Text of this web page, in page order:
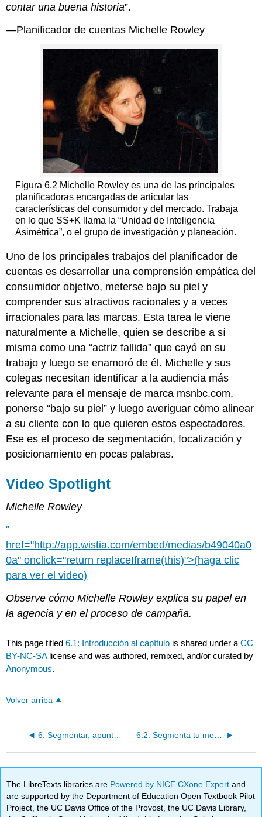
contar una buena historia”.
—Planificador de cuentas Michelle Rowley
Figura 6.2 Michelle Rowley es una de las principales
planificadoras encargadas de articular las
características del consumidor y del mercado. Trabaja
en lo que SS+K llama la “Unidad de Inteligencia
Asimétrica”, o el grupo de investigación y planeación.
Uno de los principales trabajos del planificador de
cuentas es desarrollar una comprensión empática del
consumidor objetivo, meterse bajo su piel y
comprender sus atractivos racionales y a veces
irracionales para las marcas. Esta tarea le viene
naturalmente a Michelle, quien se describe a sí
misma como una “actriz fallida” que cayó en su
trabajo y luego se enamoró de él. Michelle y sus
colegas necesitan identificar a la audiencia más
relevante para el mensaje de marca msnbc.com,
ponerse “bajo su piel” y luego averiguar cómo alinear
a su cliente con lo que quieren estos espectadores.
Ese es el proceso de segmentación, focalización y
posicionamiento en pocas palabras.
Video Spotlight
Michelle Rowley
"
href="http://app.wistia.com/embed/medias/b49040a0
0a" onclick="return replaceIframe(this)">(haga clic
para ver el video)
Observe cómo Michelle Rowley explica su papel en
la agencia y en el proceso de campaña.
This page titled6.1: Introducción al capítulo is shared under aCC
BY-NC-SA license and was authored, remixed, and/or curated by
Anonymous.
Volver arriba
6: Segmentar, apuntar y posicionar a su audiencia - SS+K identifica al consumidor de noticias más valioso 6.2: Segmenta tu mercado- ¿Quién está ahí afuera?
The LibreTexts libraries are Powered by NICE CXone Expertand
are supported by the Department of Education Open Textbook Pilot
Project, the UC Davis Office of the Provost, the UC Davis Library,